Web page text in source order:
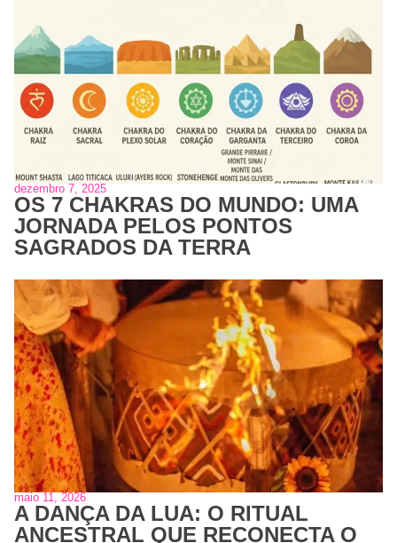
dezembro 7, 2025
OS 7 CHAKRAS DO MUNDO: UMA
JORNADA PELOS PONTOS
SAGRADOS DA TERRA
maio 11, 2026
A DANÇA DA LUA: O RITUAL
ANCESTRAL QUE RECONECTA O